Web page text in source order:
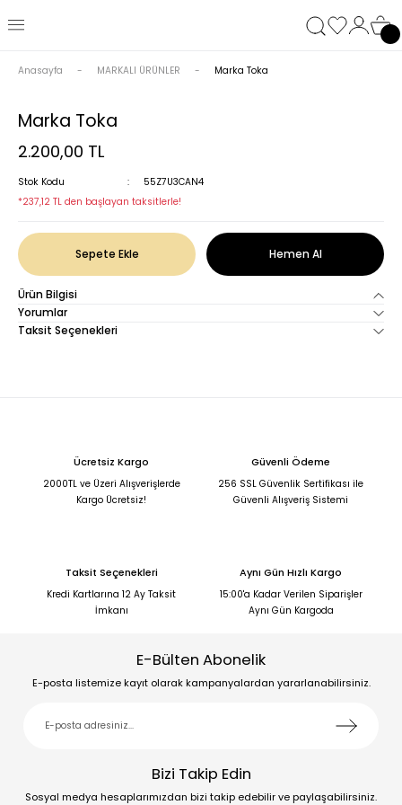
Anasayfa MARKALI ÜRÜNLER Marka Toka
Marka Toka
2.200,00 TL
Stok Kodu
55Z7U3CAN4
*237,12 TL den başlayan taksitlerle!
Sepete Ekle Hemen Al
Ürün Bilgisi
Yorumlar
Taksit Seçenekleri
Ücretsiz Kargo
2000TL ve Üzeri Alışverişlerde
Kargo Ücretsiz!
Güvenli Ödeme
256 SSL Güvenlik Sertifikası ile
Güvenli Alışveriş Sistemi
Taksit Seçenekleri
Kredi Kartlarına 12 Ay Taksit
İmkanı
Aynı Gün Hızlı Kargo
15:00'a Kadar Verilen Siparişler
Aynı Gün Kargoda
E-Bülten Abonelik
E-posta listemize kayıt olarak kampanyalardan yararlanabilirsiniz.
Bizi Takip Edin
Sosyal medya hesaplarımızdan bizi takip edebilir ve paylaşabilirsiniz.